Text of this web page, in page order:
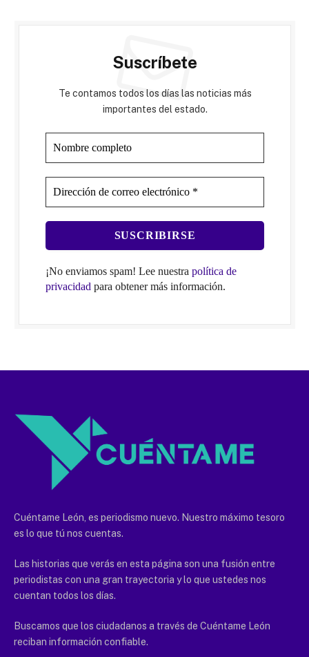
Suscríbete
Te contamos todos los días las noticias más
importantes del estado.
¡No enviamos spam! Lee nuestra política de
privacidad para obtener más información.
Cuéntame León, es periodismo nuevo. Nuestro máximo tesoro
es lo que tú nos cuentas.
Las historias que verás en esta página son una fusión entre
periodistas con una gran trayectoria y lo que ustedes nos
cuentan todos los días.
Buscamos que los ciudadanos a través de Cuéntame León
reciban información confiable.